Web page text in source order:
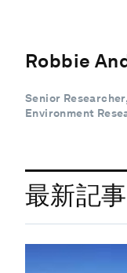
Robbie
Senior
Environment
最新記事